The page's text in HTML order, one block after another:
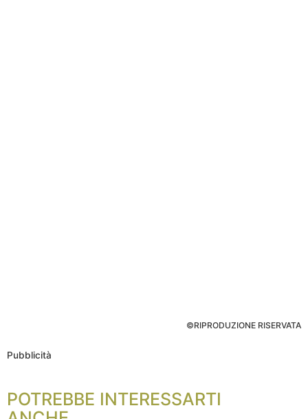
©RIPRODUZIONE RISERVATA
Pubblicità
POTREBBE INTERESSARTI